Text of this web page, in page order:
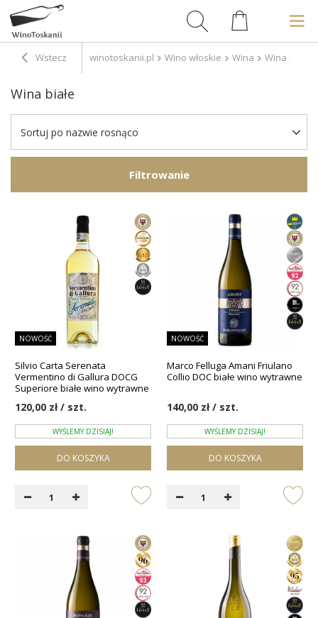
Wstecz winotoskanii.pl Wino włoskie Wina Wina białe
Wina białe
Sortuj po nazwie rosnąco
Filtrowanie
NOWOŚĆ
Silvio Carta Serenata
Vermentino di Gallura DOCG
Superiore białe wino wytrawne
120,00 zł / szt.
WYŚLEMY DZISIAJ!
DO KOSZYKA
NOWOŚĆ
Marco Felluga Amani Friulano
Collio DOC białe wino wytrawne
140,00 zł / szt.
WYŚLEMY DZISIAJ!
DO KOSZYKA